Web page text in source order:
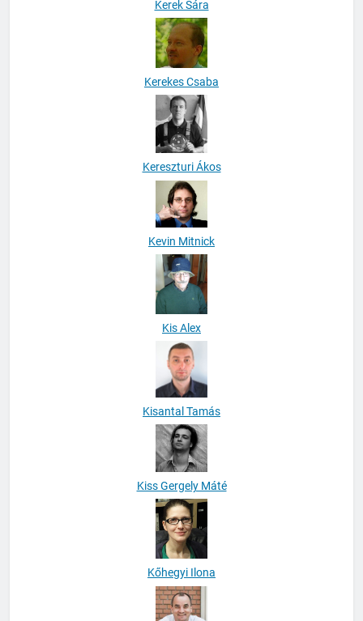
Kerek Sára
Kerekes Csaba
Kereszturi Ákos
Kevin Mitnick
Kis Alex
Kisantal Tamás
Kiss Gergely Máté
Kőhegyi Ilona